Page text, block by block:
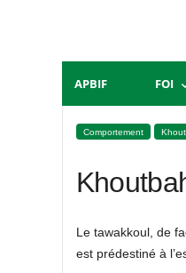
m
t
APBIF FOI
Comportement
Le tawakkoul, de
est prédestiné à